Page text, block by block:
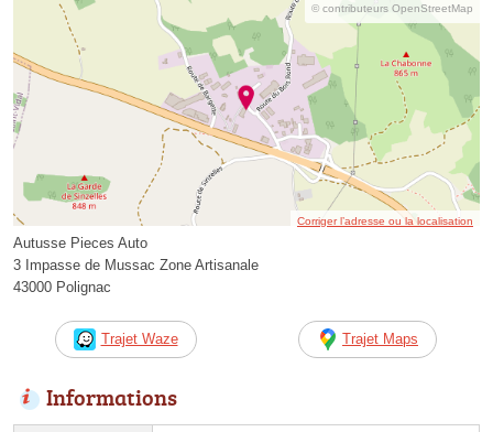
© contributeurs OpenStreetMap
Corriger l’adresse ou la localisation
Autusse Pieces Auto
3 Impasse de Mussac Zone Artisanale
43000 Polignac
Trajet Waze Trajet Maps
Informations